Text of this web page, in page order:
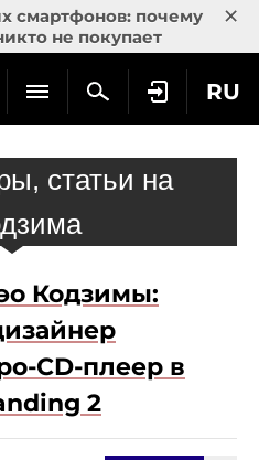
смартфонов: почему
не покупает
×
RU
статьи на
Кодзимы:
CD-плеер в
2